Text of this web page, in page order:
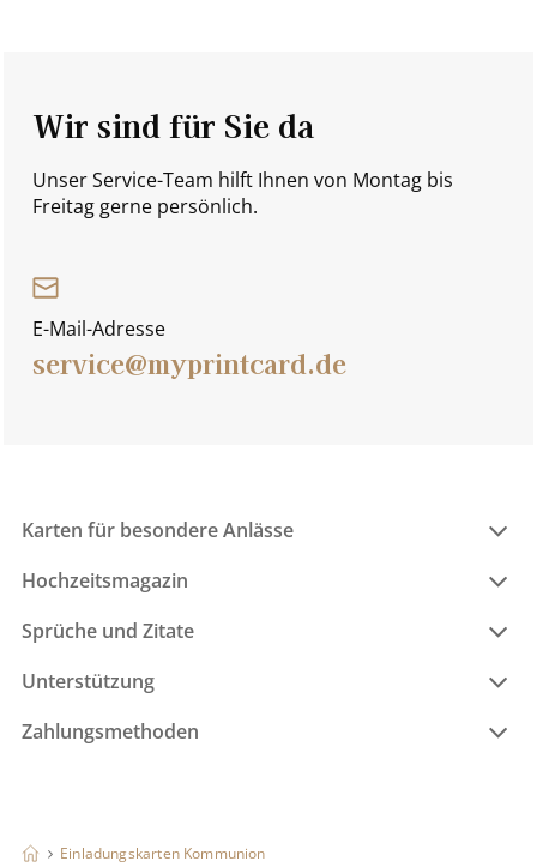
Wir sind für Sie da
Unser Service-Team hilft Ihnen von Montag bis
Freitag gerne persönlich.
E-Mail-Adresse
service@myprintcard.de
Karten für besondere Anlässe
Hochzeitsmagazin
Sprüche und Zitate
Unterstützung
Zahlungsmethoden
Einladungskarten Kommunion